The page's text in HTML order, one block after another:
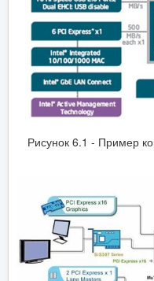
Рисунок 6.1 ‑ Пример